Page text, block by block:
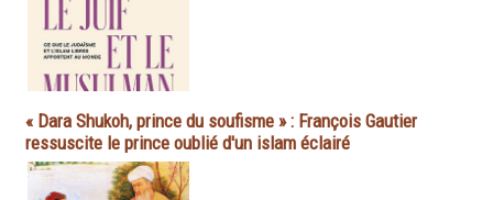
« Dara Shukoh, prince du soufisme » : François Gautier
ressuscite le prince oublié d'un islam éclairé